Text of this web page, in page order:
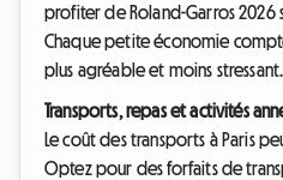
profiter de Roland-Garros 2026
Chaque petite économie
plus agréable et moins stressant.
Transports, repas et activités
Le coût des transports à Paris
Optez pour des forfaits de